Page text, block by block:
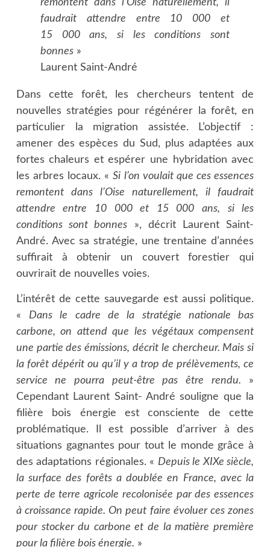
remontent dans l’Oise naturellement, il
faudrait attendre entre 10 000 et
15 000 ans, si les conditions sont
bonnes»
Laurent Saint-André
Dans cette forêt, les chercheurs tentent de
nouvelles stratégies pour régénérer la forêt, en
particulier la migration assistée. L’objectif :
amener des espèces du Sud, plus adaptées aux
fortes chaleurs et espérer une hybridation avec
les arbres locaux. «Si l’on voulait que ces essences
remontent dans l’Oise naturellement, il faudrait
attendre entre 10 000 et 15 000 ans, si les
conditions sont bonnes », décrit Laurent Saint-
André. Avec sa stratégie, une trentaine d’années
suffirait à obtenir un couvert forestier qui
ouvrirait de nouvelles voies.
L’intérêt de cette sauvegarde est aussi politique.
« Dans le cadre de la stratégie nationale bas
carbone, on attend que les végétaux compensent
une partie des émissions, décrit le chercheur. Mais si
la forêt dépérit ou qu’il y a trop de prélèvements, ce
service ne pourra peut-être pas être rendu. »
Cependant Laurent Saint- André souligne que la
filière bois énergie est consciente de cette
problématique. Il est possible d’arriver à des
situations gagnantes pour tout le monde grâce à
des adaptations régionales. « Depuis le XIXe siècle,
la surface des forêts a doublée en France, avec la
perte de terre agricole recolonisée par des essences
à croissance rapide. On peut faire évoluer ces zones
pour stocker du carbone et de la matière première
pour la filière bois énergie. »